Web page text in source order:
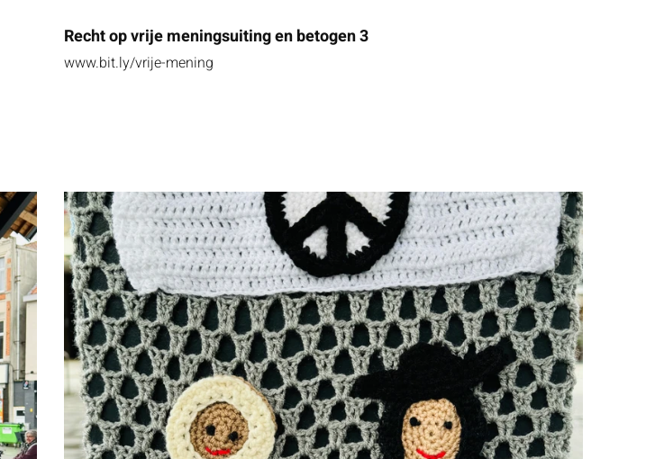
Recht op vrije meningsuiting en betogen 3
www.bit.ly/vrije-mening